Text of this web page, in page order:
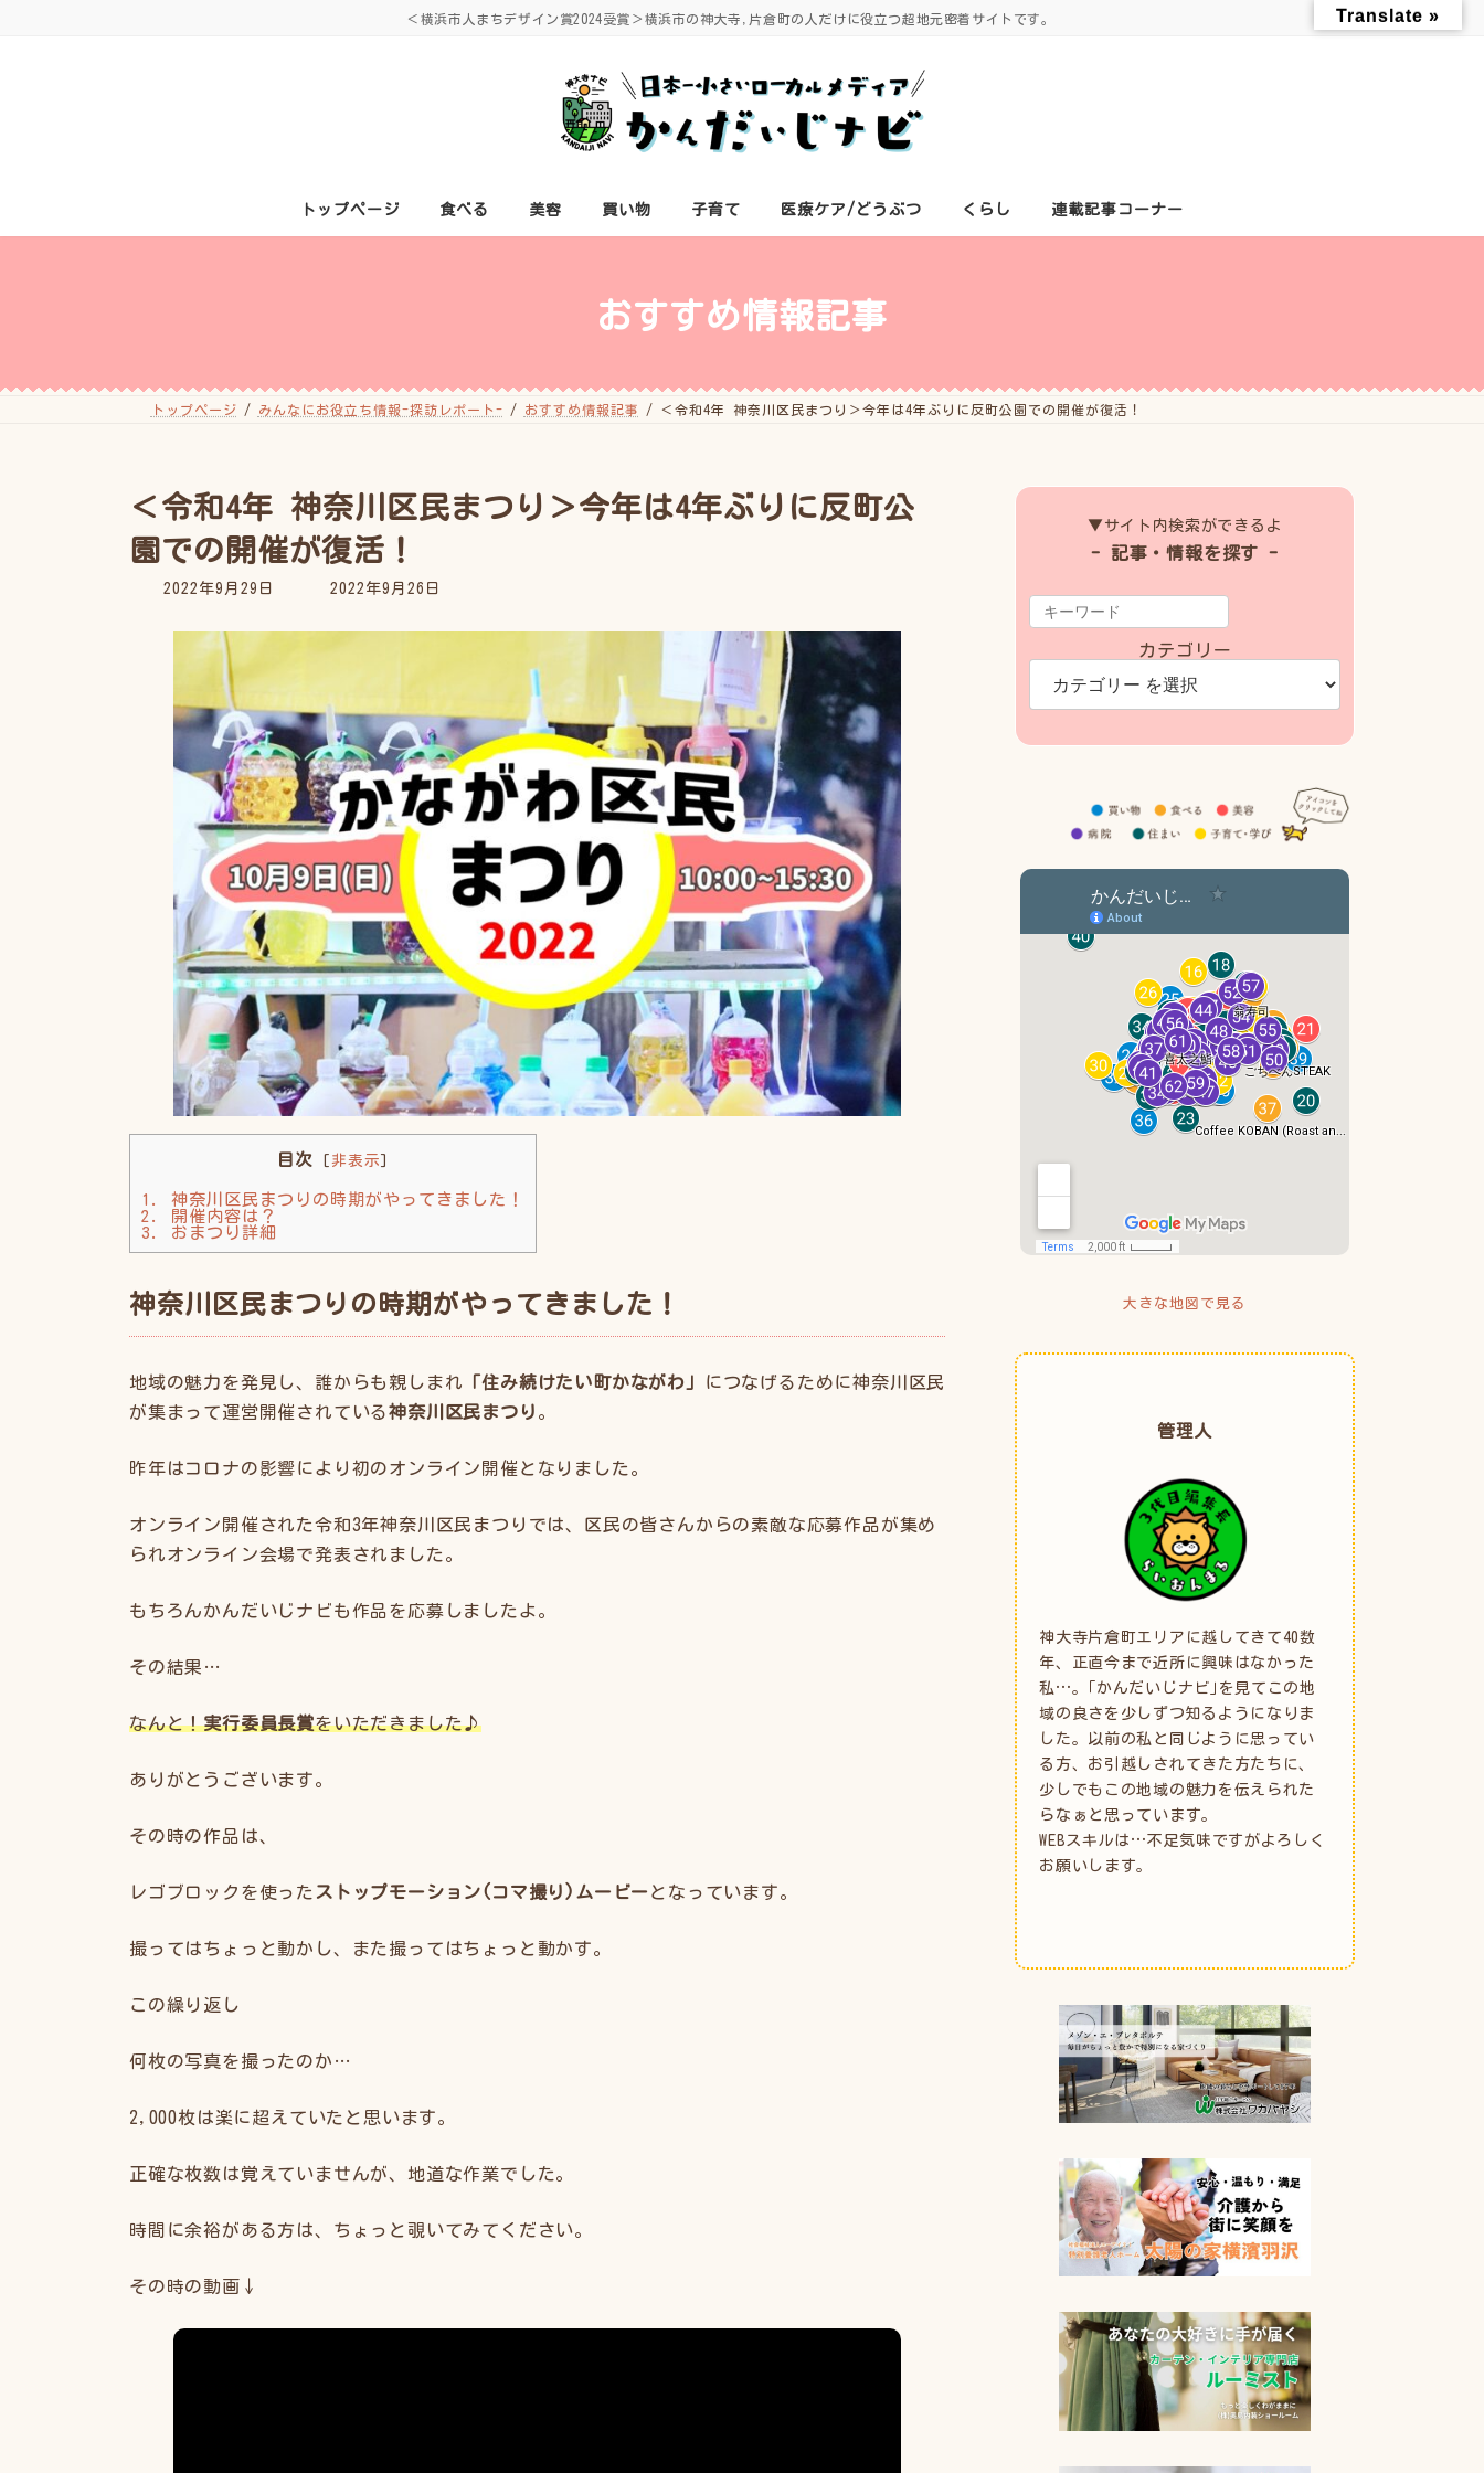
＜横浜市人まちデザイン賞2024受賞＞横浜市の神大寺,片倉町の人だけに役立つ超地元密着サイトです。
トップページ 食べる 美容 買い物 子育て 医療ケア/どうぶつ くらし 連載記事コーナー
おすすめ情報記事
トップページ みんなにお役立ち情報-探訪レポート- おすすめ情報記事 ＜令和4年 神奈川区民まつり＞今年は4年ぶりに反町公園での開催が復活！
＜令和4年 神奈川区民まつり＞今年は4年ぶりに反町公
園での開催が復活！
2022年9月29日
最
新
2022年9月26日
目次 [ 非表示 ]
1.
神奈川区民まつりの時期がやってきました！
2.
開催内容は？
3.
おまつり詳細
神奈川区民まつりの時期がやってきました！
地域の魅力を発見し、誰からも親しまれ 「住み続けたい町かながわ」
につなげるために神奈川区民
が集まって運営開催されている神奈川区民まつり 。
昨年はコロナの影響により初のオンライン開催となりました。
オンライン開催された令和3年神奈川区民まつりでは、区民の皆さんからの素敵な応募作品が集め
られオンライン会場で発表されました。
もちろんかんだいじナビも作品を応募しましたよ。
その結果…
なんと！実行委員長賞をいただきました♪
ありがとうございます。
その時の作品は、
レゴブロックを使った ストップモーション(コマ撮り)ムービー となっています。
撮ってはちょっと動かし、また撮ってはちょっと動かす。
この繰り返し
何枚の写真を撮ったのか…
2,000枚は楽に超えていたと思います。
正確な枚数は覚えていませんが、地道な作業でした。
時間に余裕がある方は、ちょっと覗いてみてください。
その時の動画↓
▼サイト内検索ができるよ
- 記事・情報を探す -
カテゴリー
大きな地図で見る
管理人
神大寺片倉町エリアに越してきて40数
年、正直今まで近所に興味はなかった
私…。｢かんだいじナビ｣を見てこの地
域の良さを少しずつ知るようになりま
した。以前の私と同じように思ってい
る方、お引越しされてきた方たちに、
少しでもこの地域の魅力を伝えられた
らなぁと思っています。
WEBスキルは…不足気味ですがよろしく
お願いします。
Translate »